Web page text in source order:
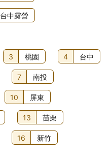
台中露營
3 桃園 4 台中
7 南投
10 屏東
13 苗栗
16 新竹